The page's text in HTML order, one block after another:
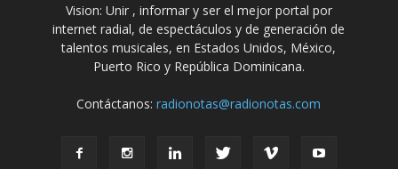
Vision: Unir , informar y ser el mejor portal por
internet radial, de espectáculos y de generación de
talentos musicales, en Estados Unidos, México,
Puerto Rico y República Dominicana.
Contáctanos:radionotas@radionotas.com